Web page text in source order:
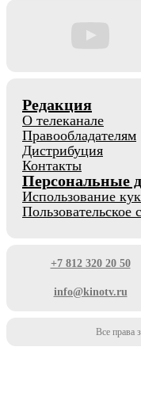
Редакция
О телеканале
Правообладателям
Дистрибуция
Контакты
Персональные
Использование
Пользовательское
+7 812 320 20 50
info@kinotv.ru
Все права